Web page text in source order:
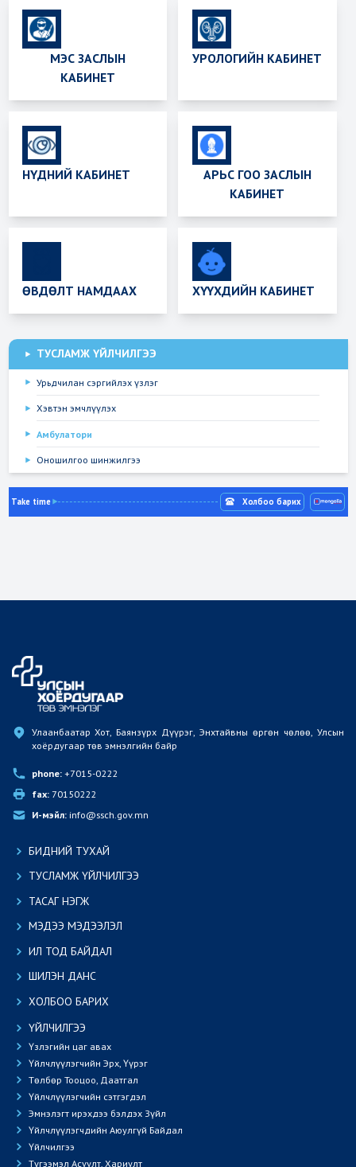
МЭС ЗАСЛЫН
КАБИНЕТ
УРОЛОГИЙН КАБИНЕТ
НҮДНИЙ КАБИНЕТ
АРЬС ГОО ЗАСЛЫН
КАБИНЕТ
ӨВДӨЛТ НАМДААХ ХҮҮХДИЙН КАБИНЕТ
ТУСЛАМЖ ҮЙЛЧИЛГЭЭ
Урьдчилан сэргийлэх үзлэг
Хэвтэн эмчлүүлэх
Амбулатори
Оношилгоо шинжилгээ
Take time Холбоо барих
Улаанбаатар Хот, Баянзүрх Дүүрэг, Энхтайвны өргөн чөлөө, Улсын
хоёрдугаар төв эмнэлгийн байр
phone: +7015-0222
fax: 70150222
И-мэйл: info@ssch.gov.mn
БИДНИЙ ТУХАЙ
ТУСЛАМЖ ҮЙЛЧИЛГЭЭ
ТАСАГ НЭГЖ
МЭДЭЭ МЭДЭЭЛЭЛ
ИЛ ТОД БАЙДАЛ
ШИЛЭН ДАНС
ХОЛБОО БАРИХ
ҮЙЛЧИЛГЭЭ
Үзлэгийн цаг авах
Үйлчлүүлэгчийн Эрх, Үүрэг
Төлбөр Тооцоо, Даатгал
Үйлчлүүлэгчийн сэтгэгдэл
Эмнэлэгт ирэхдээ бэлдэх Зүйл
Үйлчлүүлэгчдийн Аюулгүй Байдал
Үйлчилгээ
Түгээмэл Асуулт, Хариулт